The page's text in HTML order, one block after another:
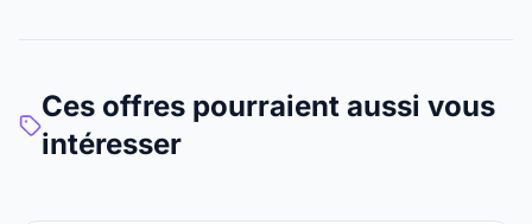
Ces offres pourraient aussi vous
intéresser